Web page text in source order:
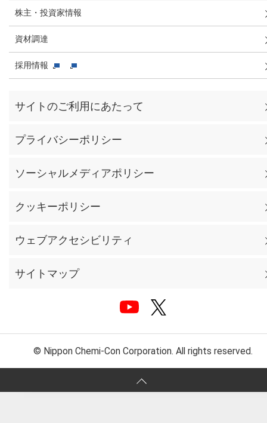
株主・投資家情報
資材調達
採用情報
サイトのご利用にあたって
プライバシーポリシー
ソーシャルメディアポリシー
クッキーポリシー
ウェブアクセシビリティ
サイトマップ
© Nippon Chemi-Con Corporation. All rights reserved.